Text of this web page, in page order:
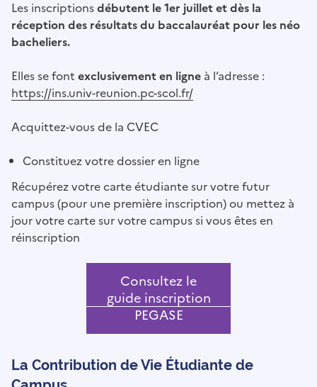
Les inscriptionsdébutent le 1er juillet et dès la
réception des résultats du baccalauréat pour les néo
bacheliers.
Elles se font exclusivement en ligne à l’adresse :
https://ins.univ-reunion.pc-scol.fr/
Acquittez-vous de la CVEC
Constituez votre dossier en ligne
Récupérez votre carte étudiante sur votre futur
campus (pour une première inscription) ou mettez à
jour votre carte sur votre campus si vous êtes en
réinscription
Consultez le
guide inscription
PEGASE
La Contribution de Vie Étudiante de